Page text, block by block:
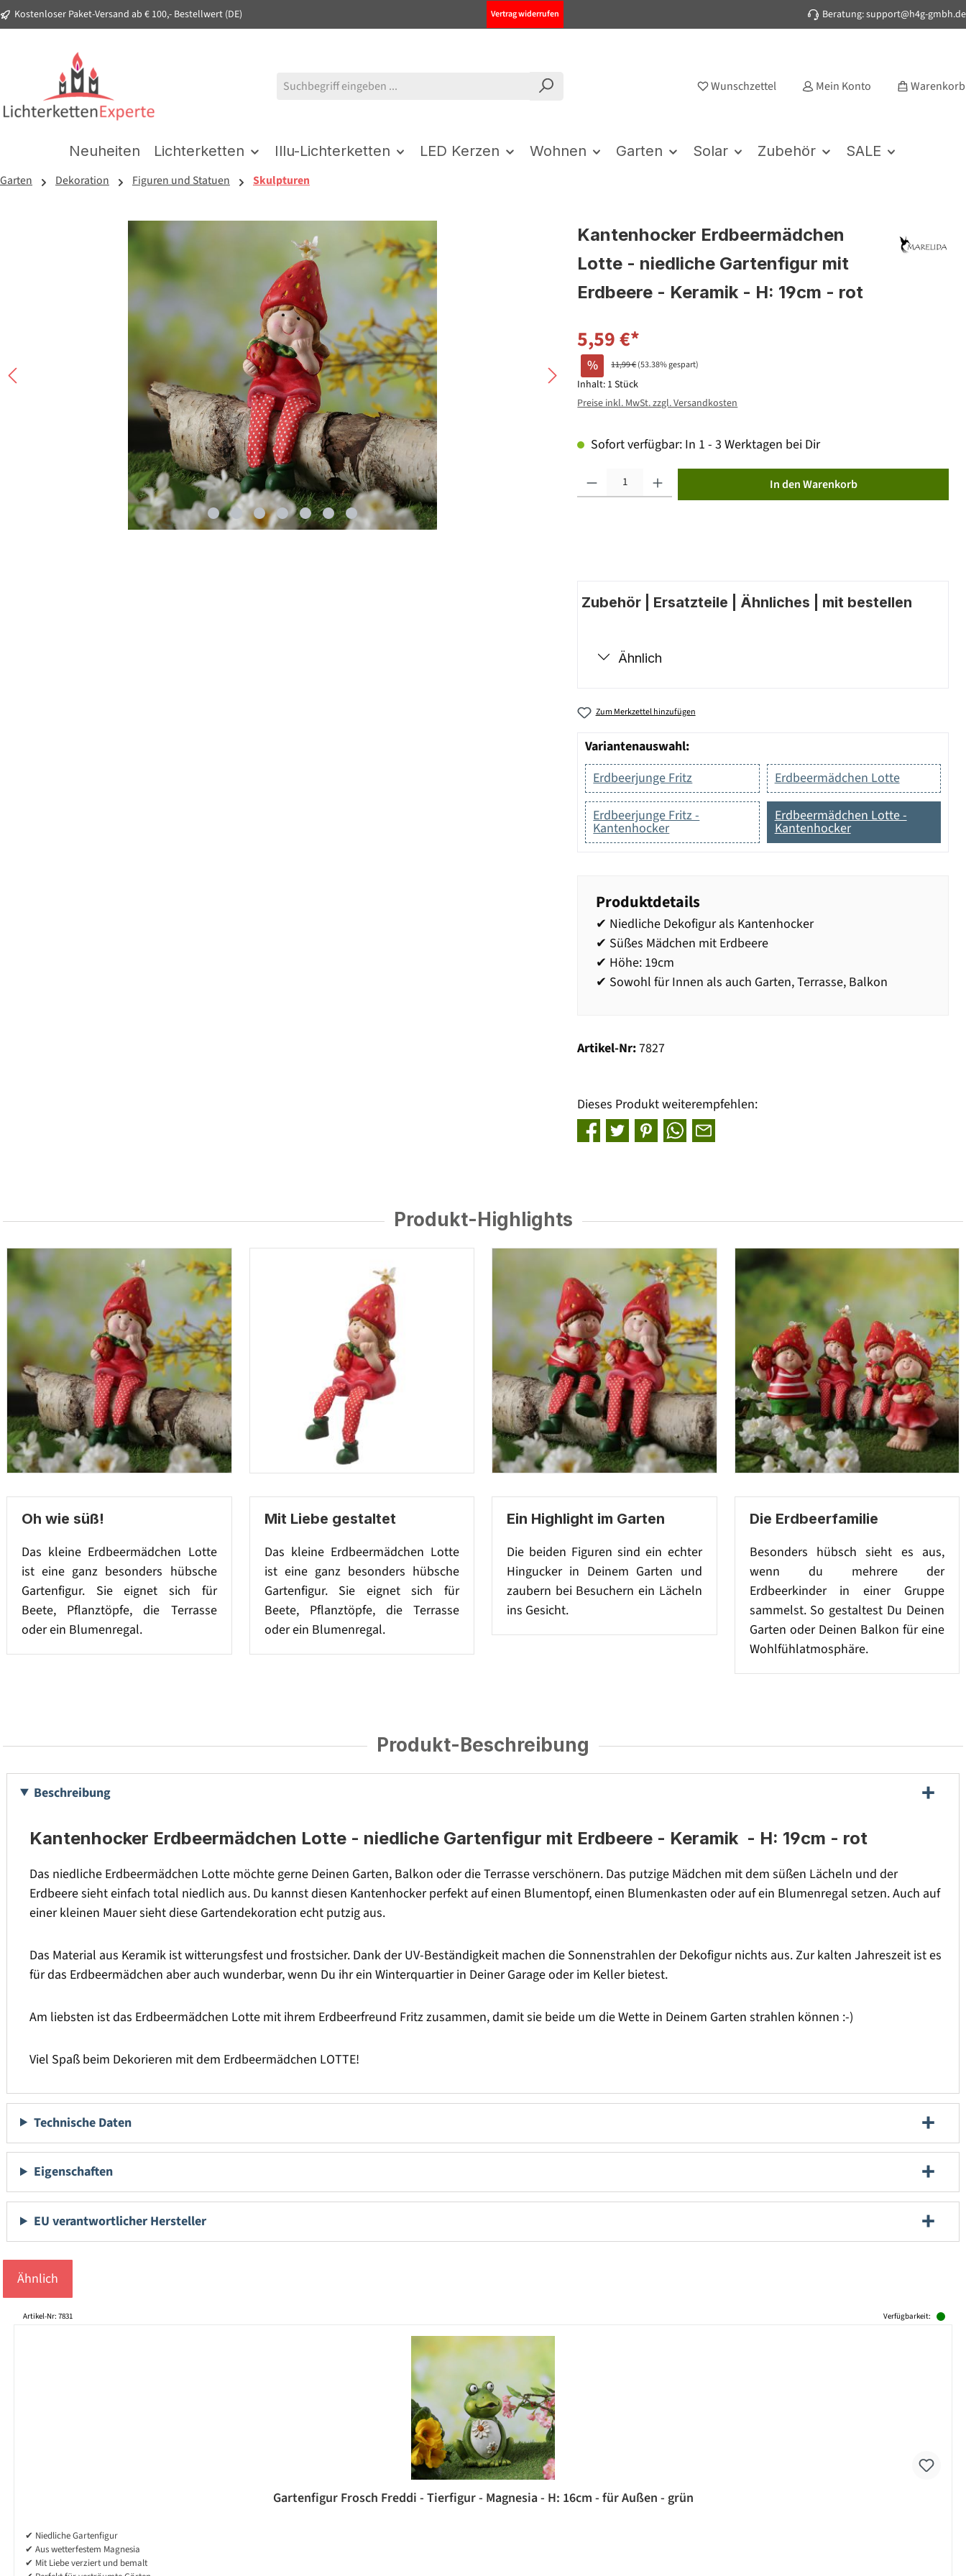
Zur Hauptnavigation springen
Kostenloser Paket-Versand ab € 100,- Bestellwert (DE) Vertrag widerrufen Beratung: support@h4g-gmbh.de
Wunschzettel Mein Konto Warenkorb
Neuheiten Lichterketten Illu-Lichterketten LED Kerzen Wohnen Garten Solar Zubehör SALE
Garten Dekoration Figuren und Statuen Skulpturen
Kantenhocker Erdbeermädchen
Lotte - niedliche Gartenfigur mit
Erdbeere - Keramik - H: 19cm - rot
5,59 €*
% 11,99 €(53.38% gespart)
Inhalt: 1 Stück
Preise inkl. MwSt. zzgl. Versandkosten
Sofort verfügbar: In 1 - 3 Werktagen bei Dir
In den Warenkorb
Zubehör | Ersatzteile | Ähnliches | mit bestellen
Ähnlich
Zum Merkzettel hinzufügen
Variantenauswahl:
Erdbeerjunge Fritz
Erdbeermädchen Lotte
Erdbeerjunge Fritz -
Kantenhocker
Erdbeermädchen Lotte -
Kantenhocker
Produktdetails
✔ Niedliche Dekofigur als Kantenhocker
✔ Süßes Mädchen mit Erdbeere
✔ Höhe: 19cm
✔ Sowohl für Innen als auch Garten, Terrasse, Balkon
Artikel-Nr:7827
Dieses Produkt weiterempfehlen:
Produkt-Highlights
Oh wie süß!
Das kleine Erdbeermädchen Lotte
ist eine ganz besonders hübsche
Gartenfigur. Sie eignet sich für
Beete, Pflanztöpfe, die Terrasse
oder ein Blumenregal.
Mit Liebe gestaltet
Das kleine Erdbeermädchen Lotte
ist eine ganz besonders hübsche
Gartenfigur. Sie eignet sich für
Beete, Pflanztöpfe, die Terrasse
oder ein Blumenregal.
Ein Highlight im Garten
Die beiden Figuren sind ein echter
Hingucker in Deinem Garten und
zaubern bei Besuchern ein Lächeln
ins Gesicht.
Die Erdbeerfamilie
Besonders hübsch sieht es aus,
wenn du mehrere der
Erdbeerkinder in einer Gruppe
sammelst. So gestaltest Du Deinen
Garten oder Deinen Balkon für eine
Wohlfühlatmosphäre.
Produkt-Beschreibung
Beschreibung
Kantenhocker Erdbeermädchen Lotte - niedliche Gartenfigur mit Erdbeere - Keramik - H: 19cm - rot
Das niedliche Erdbeermädchen Lotte möchte gerne Deinen Garten, Balkon oder die Terrasse verschönern. Das putzige Mädchen mit dem süßen Lächeln und der
Erdbeere sieht einfach total niedlich aus. Du kannst diesen Kantenhocker perfekt auf einen Blumentopf, einen Blumenkasten oder auf ein Blumenregal setzen. Auch auf
einer kleinen Mauer sieht diese Gartendekoration echt putzig aus.
Das Material aus Keramik ist witterungsfest und frostsicher. Dank der UV-Beständigkeit machen die Sonnenstrahlen der Dekofigur nichts aus. Zur kalten Jahreszeit ist es
für das Erdbeermädchen aber auch wunderbar, wenn Du ihr ein Winterquartier in Deiner Garage oder im Keller bietest.
Am liebsten ist das Erdbeermädchen Lotte mit ihrem Erdbeerfreund Fritz zusammen, damit sie beide um die Wette in Deinem Garten strahlen können :-)
Viel Spaß beim Dekorieren mit dem Erdbeermädchen LOTTE!
Technische Daten
Eigenschaften
EU verantwortlicher Hersteller
Ähnlich
Produktgalerie überspringen
Artikel-Nr: 7831 Verfügbarkeit:
Gartenfigur Frosch Freddi - Tierfigur - Magnesia - H: 16cm - für Außen - grün
✔ Niedliche Gartenfigur
✔ Aus wetterfestem Magnesia
✔ Mit Liebe verziert und bemalt